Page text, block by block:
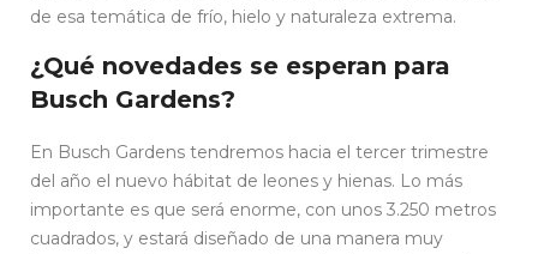
de esa temática de frío, hielo y naturaleza extrema.
¿Qué novedades se esperan para
Busch Gardens?
En Busch Gardens tendremos hacia el tercer trimestre
del año el nuevo hábitat de leones y hienas. Lo más
importante es que será enorme, con unos 3.250 metros
cuadrados, y estará diseñado de una manera muy